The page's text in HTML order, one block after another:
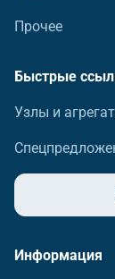
Прочее
Быстрые
Узлы и
Информация